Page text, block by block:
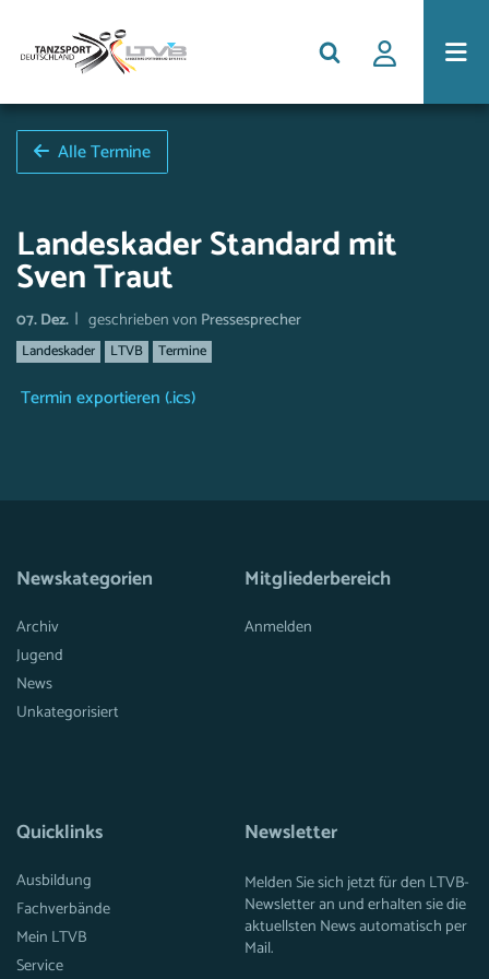
Alle Termine
Landeskader Standard mit
Sven Traut
07. Dez. | geschrieben von Pressesprecher
Landeskader LTVB Termine
Termin exportieren (.ics)
Newskategorien
Archiv
Jugend
News
Unkategorisiert
Mitgliederbereich
Anmelden
Quicklinks
Ausbildung
Fachverbände
Mein LTVB
Service
Newsletter
Melden Sie sich jetzt für den LTVB-
Newsletter an und erhalten sie die
aktuellsten News automatisch per
Mail.